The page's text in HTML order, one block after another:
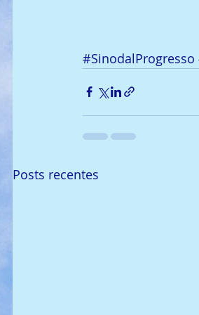
#SinodalProgresso
Posts recentes